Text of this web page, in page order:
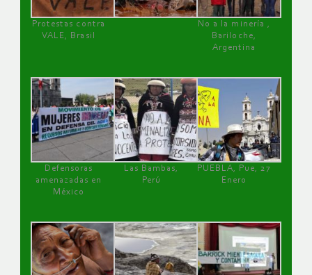
Protestas contra
VALE, Brasil
No a la minería ,
Bariloche,
Argentina
Defensoras
amenazadas en
México
Las Bambas,
Perú
PUEBLA, Pue, 27
Enero